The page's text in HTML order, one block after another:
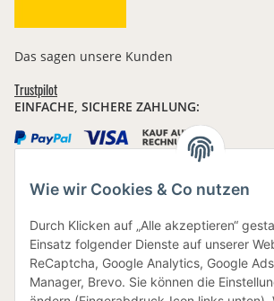
Wie wir Cookies & Co nutzen
Durch Klicken auf „Alle akzeptieren“
Einsatz folgender Dienste auf unserer
ReCaptcha, Google Analytics, Google
Manager, Brevo. Sie können die
Das sagen unsere Kunden
Trustpilot
EINFACHE, SICHERE ZAHLUNG: